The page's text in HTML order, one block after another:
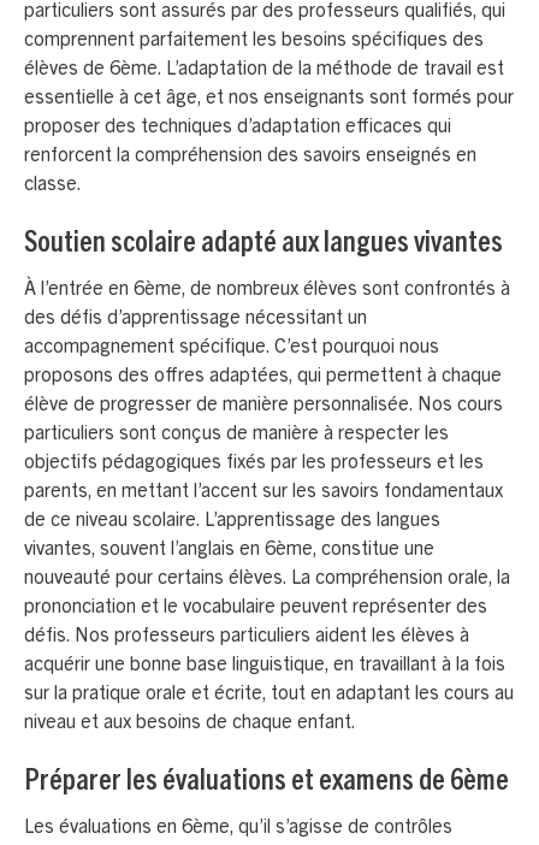
particuliers sont assurés par des professeurs qualifiés, qui
comprennent parfaitement les besoins spécifiques des
élèves de 6ème. L’adaptation de la méthode de travail est
essentielle à cet âge, et nos enseignants sont formés pour
proposer des techniques d’adaptation efficaces qui
renforcent la compréhension des savoirs enseignés en
classe.
Soutien scolaire adapté aux langues vivantes
À l’entrée en 6ème, de nombreux élèves sont confrontés à
des défis d’apprentissage nécessitant un
accompagnement spécifique. C’est pourquoi nous
proposons des offres adaptées, qui permettent à chaque
élève de progresser de manière personnalisée. Nos cours
particuliers sont conçus de manière à respecter les
objectifs pédagogiques fixés par les professeurs et les
parents, en mettant l’accent sur les savoirs fondamentaux
de ce niveau scolaire. L’apprentissage des langues
vivantes, souvent l’anglais en 6ème, constitue une
nouveauté pour certains élèves. La compréhension orale, la
prononciation et le vocabulaire peuvent représenter des
défis. Nos professeurs particuliers aident les élèves à
acquérir une bonne base linguistique, en travaillant à la fois
sur la pratique orale et écrite, tout en adaptant les cours au
niveau et aux besoins de chaque enfant.
Préparer les évaluations et examens de 6ème
Les évaluations en 6ème, qu’il s’agisse de contrôles